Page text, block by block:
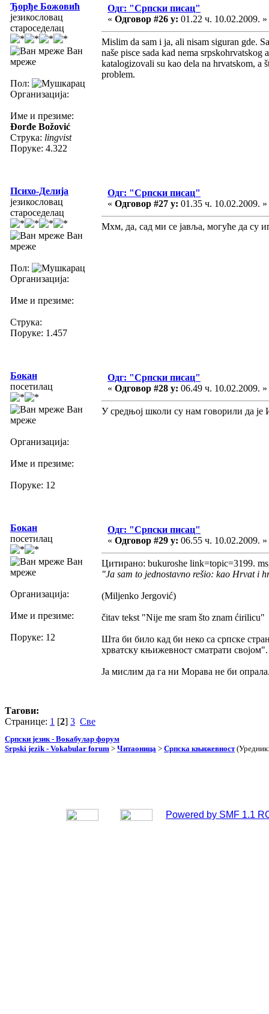
Ђорђе Божовић
језикословац
староседелац
Ван
мреже
Пол:
Организација:
Име и презиме:
Đorđe Božović
Струка: lingvist
Поруке: 4.322
Одг: "Српски писац"
« Одговор #26 у: 01.22 ч. 10.02.2009. »
Mislim da sam i ja, ali nisam siguran gde.
naše pisce sada kad nema
katalogizovali su kao dela na hrvatskom, a
problem.
Психо-Делија
језикословац
староседелац
Ван
мреже
Пол:
Организација:
Име и презиме:
Струка:
Поруке: 1.457
Одг: "Српски писац"
« Одговор #27 у: 01.35 ч. 10.02.2009. »
Мхм, да, сад ми се јавља, могуће да су
Бокан
посетилац
Ван
мреже
Организација:
Име и презиме:
Поруке: 12
Одг: "Српски писац"
« Одговор #28 у: 06.49 ч. 10.02.2009. »
У средњој школи су нам говорили да
Бокан
посетилац
Ван
мреже
Организација:
Име и презиме:
Поруке: 12
Одг: "Српски писац"
« Одговор #29 у: 06.55 ч. 10.02.2009. »
Цитирано: bukuroshe link=topic=3199.
"Ja sam to jednostavno rešio: kao Hrvat i
(Miljenko Jergović)
čitav tekst "Nije me sram što znam ćirilicu"
Шта би било кад би неко са српске
хрватску књижевност сматрати својом".
Ја мислим да га ни Морава не би
Тагови:
Странице: 1 [2] 3 Све
Српски језик - Вокабулар форум
Srpski jezik - Vokabular forum > Читаоница > Српска књижевност
Powered by SMF 1.1